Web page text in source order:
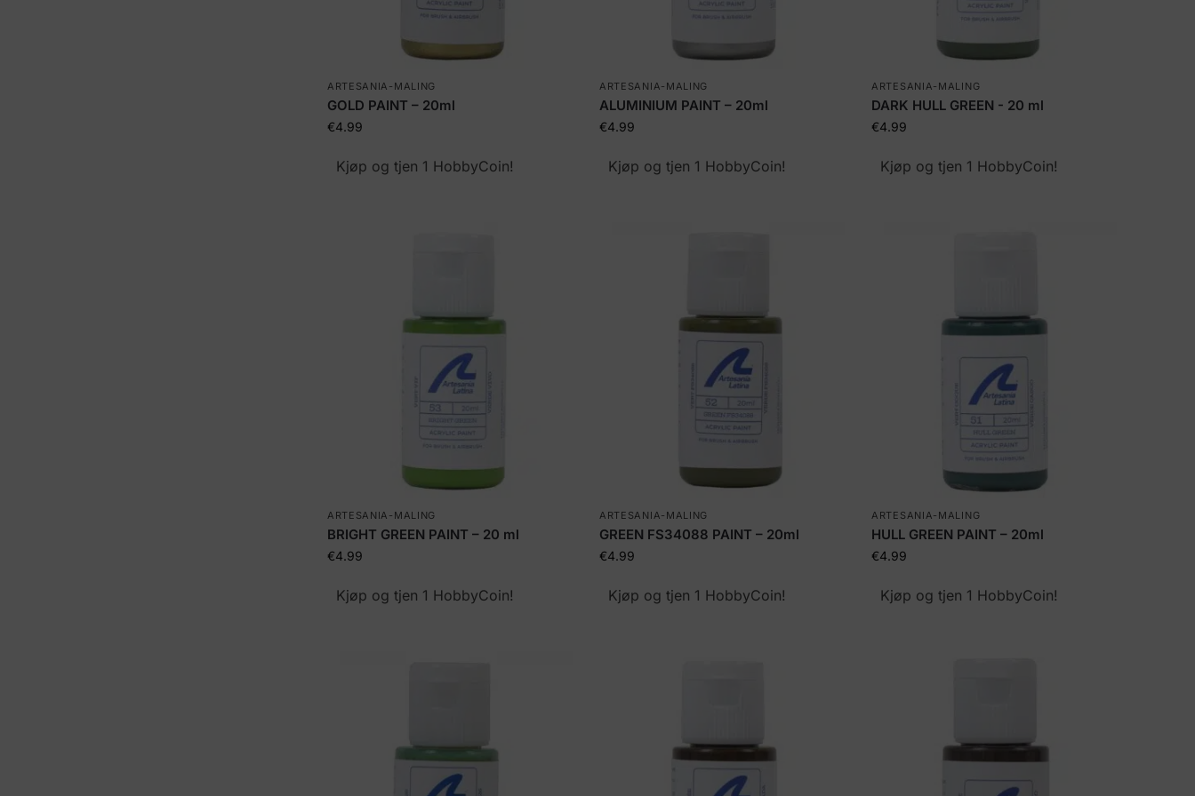
ARTESANIA-MALING
GOLD PAINT – 20ml
€4.99
Kjøp og tjen 1 HobbyCoin!
ARTESANIA-MALING
ALUMINIUM PAINT – 20ml
€4.99
Kjøp og tjen 1 HobbyCoin!
ARTESANIA-MALING
DARK HULL GREEN - 20 ml
€4.99
Kjøp og tjen 1 HobbyCoin!
ARTESANIA-MALING
BRIGHT GREEN PAINT – 20 ml
€4.99
Kjøp og tjen 1 HobbyCoin!
ARTESANIA-MALING
GREEN FS34088 PAINT – 20ml
€4.99
Kjøp og tjen 1 HobbyCoin!
ARTESANIA-MALING
HULL GREEN PAINT – 20ml
€4.99
Kjøp og tjen 1 HobbyCoin!